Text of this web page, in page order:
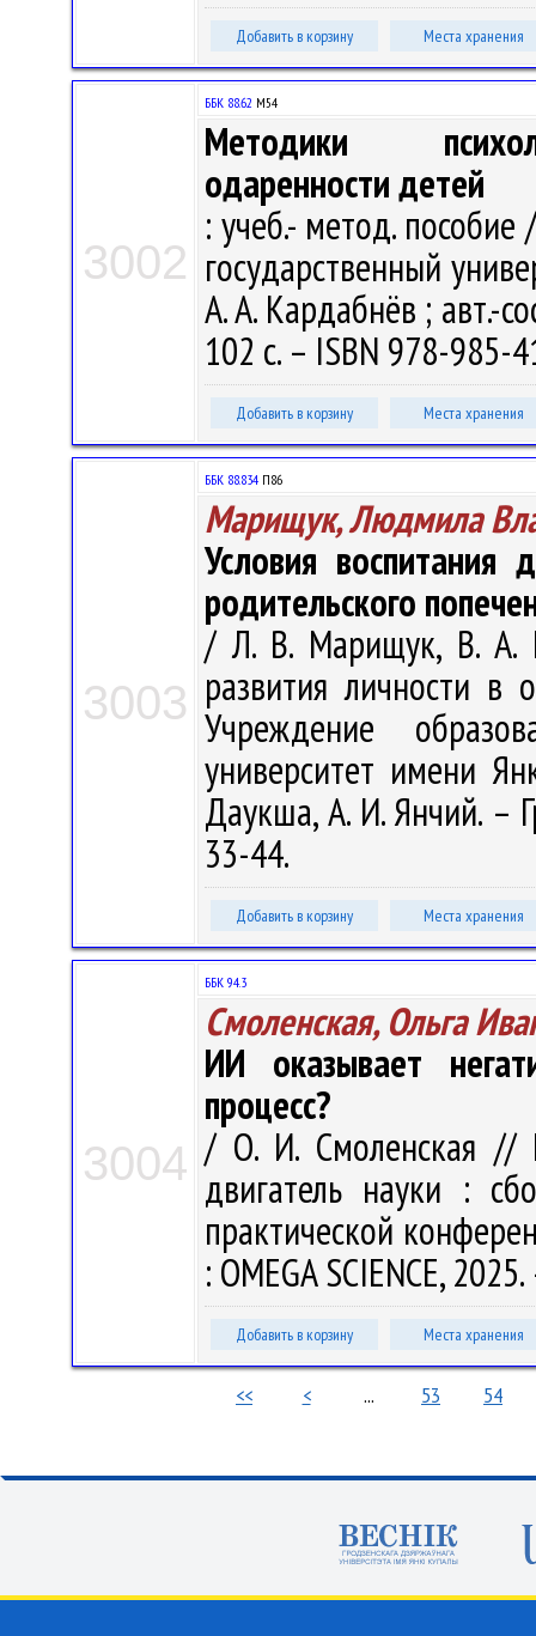
Добавить в корзину Места хранения
3002
ББК 88.62 М54
Методики
одаренности детей
: учеб.- метод.
государственный
А. А. Кардабнёв ; авт.-
102 с. – ISBN 978-985-
Добавить в корзину Места хранения
3003
ББК 88.834 П86
Марищук, Людмила
Условия воспитания
родительского
/ Л. В. Марищук, В. А.
развития личности в
Учреждение
университет имени
Даукша, А. И. Янчий. –
33-44.
Добавить в корзину Места хранения
3004
ББК 94.3
Смоленская, Ольга
ИИ оказывает
процесс?
/ О. И. Смоленская //
двигатель науки :
практической
: OMEGA SCIENCE,
Добавить в корзину Места хранения
<< < ... 53 54